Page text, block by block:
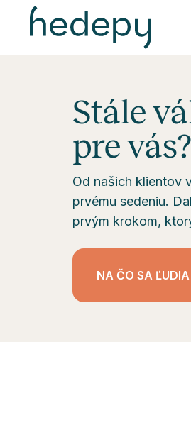
Stále
pre vás?
Od našich klientov
prvému sedeniu.
prvým krokom,
NA ČO SA